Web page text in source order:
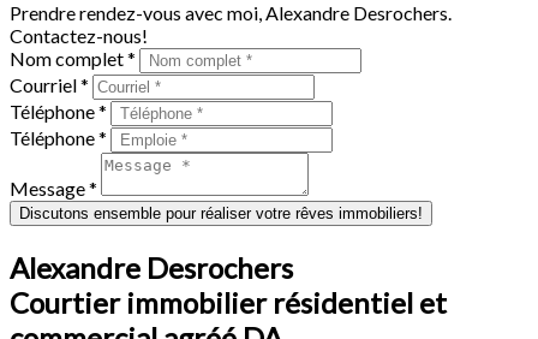
Prendre rendez-vous avec moi, Alexandre Desrochers.
Contactez-nous!
Nom complet *
Courriel *
Téléphone *
Téléphone *
Message *
Discutons ensemble pour réaliser votre rêves immobiliers!
Alexandre Desrochers
Courtier immobilier résidentiel et